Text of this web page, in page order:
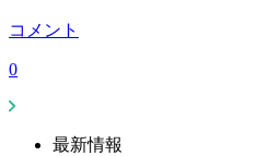
コメント
0
最新情報